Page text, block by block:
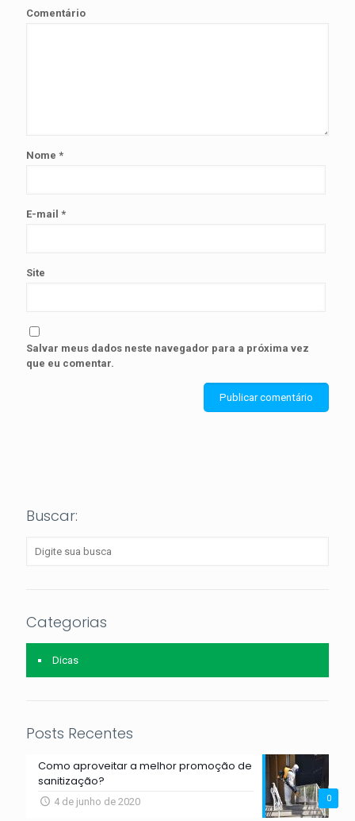
Comentário
Nome *
E-mail *
Site
Salvar meus dados neste navegador para a próxima vez
que eu comentar.
Buscar:
Categorias
Dicas
Posts Recentes
0
Como aproveitar a melhor promoção de
sanitização?
4 de junho de 2020